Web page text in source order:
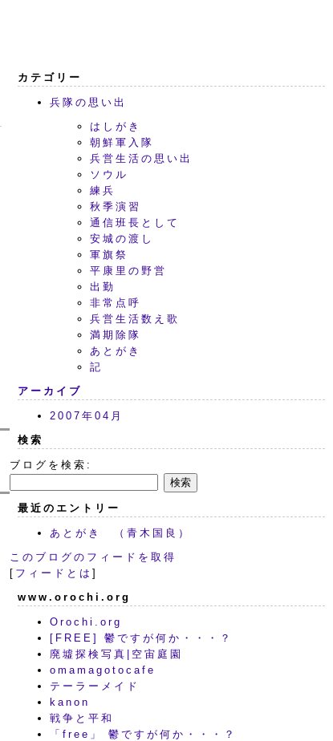
カテゴリー
兵隊の思い出
はしがき
朝鮮軍入隊
兵営生活の思い出
ソウル
練兵
秋季演習
通信班長として
安城の渡し
軍旗祭
平康里の野営
出勤
非常点呼
兵営生活数え歌
満期除隊
あとがき
記
アーカイブ
2007年04月
検索
ブログを検索:
最近のエントリー
あとがき （青木国良）
このブログのフィードを取得
[ フィードとは ]
www.orochi.org
Orochi.org
[FREE] 鬱ですが何か・・・？
廃墟探検写真|空宙庭園
omamagotocafe
テーラーメイド
kanon
戦争と平和
「free」 鬱ですが何か・・・？